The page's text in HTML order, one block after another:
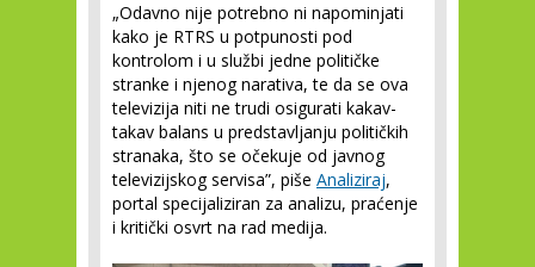
„Odavno nije potrebno ni napominjati
kako je RTRS u potpunosti pod
kontrolom i u službi jedne političke
stranke i njenog narativa, te da se ova
televizija niti ne trudi osigurati kakav-
takav balans u predstavljanju političkih
stranaka, što se očekuje od javnog
televizijskog servisa”, piše Analiziraj,
portal specijaliziran za analizu, praćenje
i kritički osvrt na rad medija.